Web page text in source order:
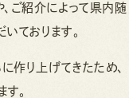
ご紹介によって県内随
ております。
作り上げてきたため、
。